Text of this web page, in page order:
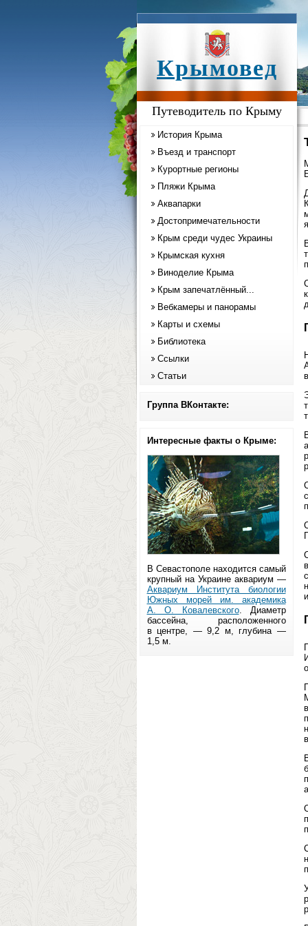
Крымовед
Путеводитель по Крыму
История Крыма
Въезд и транспорт
Курортные регионы
Пляжи Крыма
Аквапарки
Достопримечательности
Крым среди чудес Украины
Крымская кухня
Виноделие Крыма
Крым запечатлённый...
Вебкамеры и панорамы
Карты и схемы
Библиотека
Ссылки
Статьи
Группа ВКонтакте:
Интересные факты о Крыме:
В Севастополе находится самый
крупный на Украине аквариум —
Аквариум Института биологии
Южных морей им. академика
А. О. Ковалевского. Диаметр
бассейна, расположенного
в центре, — 9,2 м, глубина —
1,5 м.